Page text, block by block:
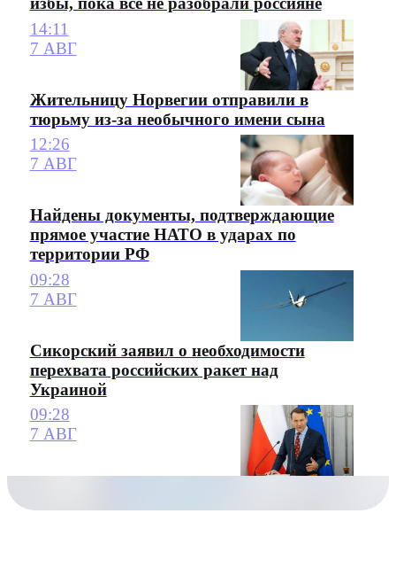
14:11
7 АВГ
Жительницу Норвегии отправили в
тюрьму из-за необычного имени сына
12:26
7 АВГ
Найдены документы, подтверждающие
прямое участие НАТО в ударах по
территории РФ
09:28
7 АВГ
Сикорский заявил о необходимости
перехвата российских ракет над
Украиной
09:28
7 АВГ